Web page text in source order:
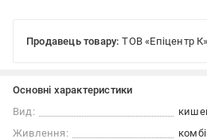
Продавець товару: ТОВ «Епіцентр К»
Основні характеристики
Вид:
Живлення: